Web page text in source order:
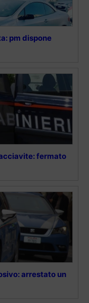
pm dispone
fermato
arrestato un